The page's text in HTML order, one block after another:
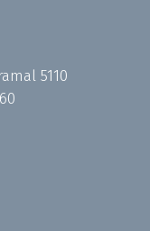
5110